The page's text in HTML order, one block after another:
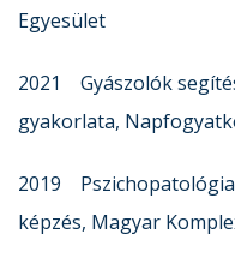
Egyesület
2021 Gyászolók
gyakorlata,
2019
képzés, Magyar